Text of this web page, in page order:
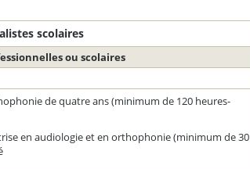
scolaires
ou scolaires
de quatre ans (minimum de 120 heures-
en audiologie et en orthophonie (minimum de 30